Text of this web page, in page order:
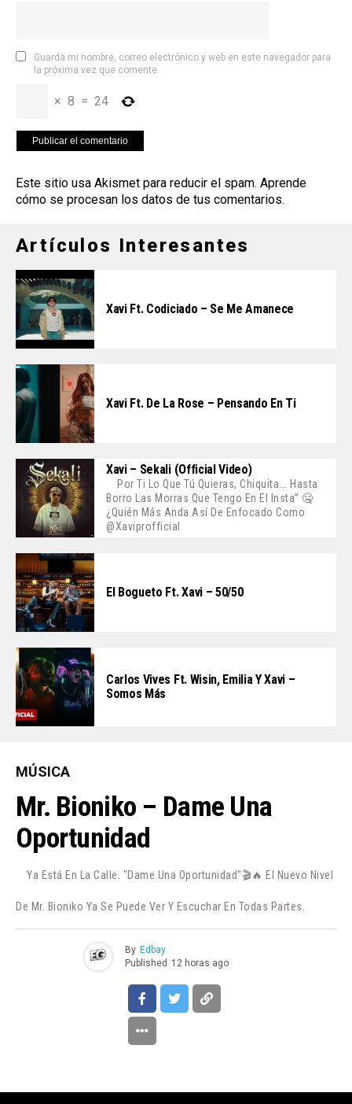
Guarda mi nombre, correo electrónico y web en este navegador para
la próxima vez que comente.
× 8 = 24
Este sitio usa Akismet para reducir el spam. Aprende
cómo se procesan los datos de tus comentarios.
Artículos Interesantes
Xavi Ft. Codiciado – Se Me Amanece
Xavi Ft. De La Rose – Pensando En Ti
Xavi – Sekali (Official Video)
Por Ti Lo Que Tú Quieras, Chiquita... Hasta
Borro Las Morras Que Tengo En El Insta” 🤐
¿Quién Más Anda Así De Enfocado Como
@xaviprofficial
El Bogueto Ft. Xavi – 50/50
Carlos Vives Ft. Wisin, Emilia Y Xavi –
Somos Más
MÚSICA
Mr. Bioniko – Dame Una
Oportunidad
Ya Está En La Calle. "Dame Una Oportunidad"🎬🔥 El Nuevo Nivel
De Mr. Bioniko Ya Se Puede Ver Y Escuchar En Todas Partes.
By Edbay
Published 12 horas ago